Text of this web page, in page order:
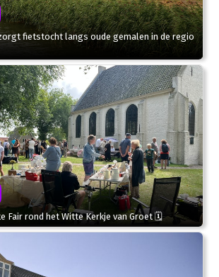
fietstocht langs oude gemalen in de regio
Fair rond het Witte Kerkje van Groet 🗓